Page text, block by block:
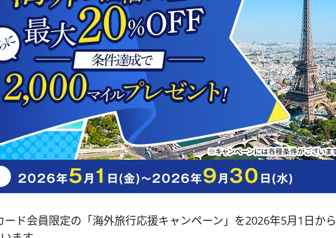
ード会員限定の「海外旅行応援キャンペーン」を2026年5月1日から